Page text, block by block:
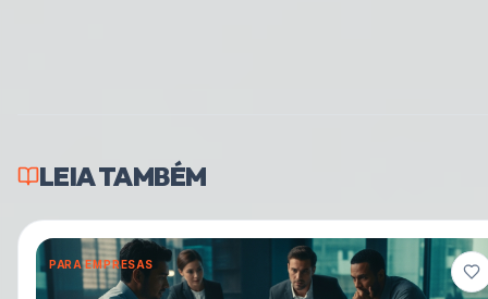
LEIA TAMBÉM
PARA EMPRESAS